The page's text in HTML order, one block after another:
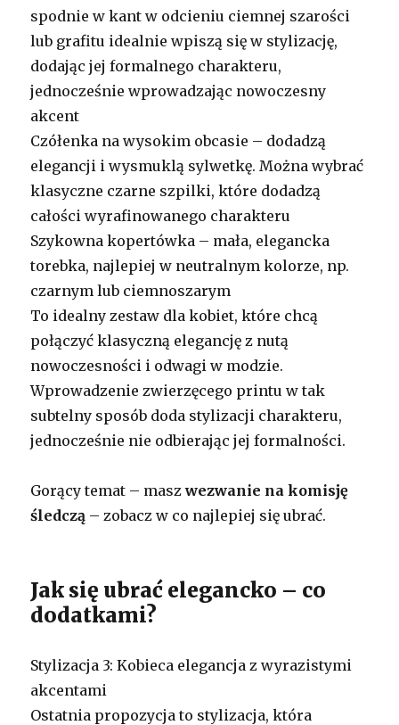
spodnie w kant w odcieniu ciemnej szarości
lub grafitu idealnie wpiszą się w stylizację,
dodając jej formalnego charakteru,
jednocześnie wprowadzając nowoczesny
akcent
Czółenka na wysokim obcasie – dodadzą
elegancji i wysmuklą sylwetkę. Można wybrać
klasyczne czarne szpilki, które dodadzą
całości wyrafinowanego charakteru
Szykowna kopertówka – mała, elegancka
torebka, najlepiej w neutralnym kolorze, np.
czarnym lub ciemnoszarym
To idealny zestaw dla kobiet, które chcą
połączyć klasyczną elegancję z nutą
nowoczesności i odwagi w modzie.
Wprowadzenie zwierzęcego printu w tak
subtelny sposób doda stylizacji charakteru,
jednocześnie nie odbierając jej formalności.
Gorący temat – maszwezwanie na komisję
śledczą – zobacz w co najlepiej się ubrać.
Jak się ubrać elegancko – co
dodatkami?
Stylizacja 3: Kobieca elegancja z wyrazistymi
akcentami
Ostatnia propozycja to stylizacja, która